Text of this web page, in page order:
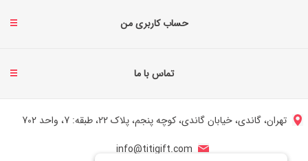
حساب کاربری من
تماس با ما
تهران، گاندی، خیابان گاندی، کوچه پنجم، پلاک 22، طبقه: 7، واحد 702
info@titigift.com